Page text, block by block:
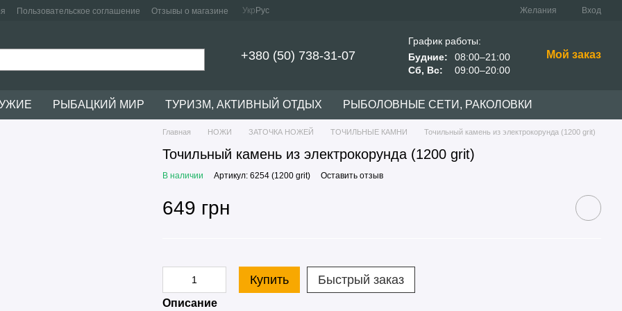
Пользовательское соглашение Отзывы о магазине Укр Рус Желания Вход
+380 (50) 738-31-07
График работы:
Будние:
08:00–21:00
Сб, Вс:
09:00–20:00
Мой заказ
РЫБАЦКИЙ МИР ТУРИЗМ, АКТИВНЫЙ ОТДЫХ РЫБОЛОВНЫЕ СЕТИ, РАКОЛОВКИ
Главная НОЖИ ЗАТОЧКА НОЖЕЙ ТОЧИЛЬНЫЕ КАМНИ Точильный камень из электрокорунда (1200 grit)
Точильный камень из электрокорунда (1200 grit)
В наличии Артикул: 6254 (1200 grit) Оставить отзыв
649 грн
Купить Быстрый заказ
Описание